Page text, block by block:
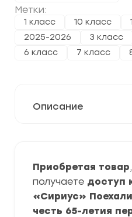
Метки:
1 класс 10 класс
2025-2026
3 класс
6 класс
7 класс
Описание
Приобретая товар
получаете доступ
«Сириус»
честь 65-летия